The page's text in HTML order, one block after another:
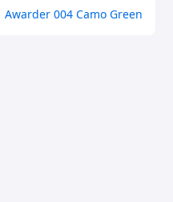
Awarder 004 Camo Green